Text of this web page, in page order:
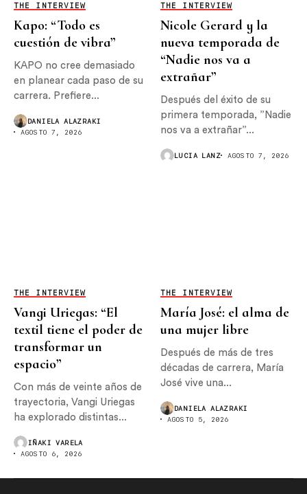
THE INTERVIEW
Kapo: “Todo es
cuestión de vibra”
KAPO no cree demasiado
en planear cada paso de su
carrera. Prefiere...
DANIELA ALAZRAKI
AGOSTO 7, 2026
THE INTERVIEW
Nicole Gerard y la
nueva temporada de
“Nadie nos va a
extrañar”
Después del éxito de su
primera temporada, ”Nadie
nos va a extrañar”...
LUCIA LANZ AGOSTO 7, 2026
THE INTERVIEW
Vangi Uriegas: “El
textil tiene el poder de
transformar un
espacio”
Con más de veinte años de
trayectoria, Vangi Uriegas
ha explorado distintas...
IÑAKI VARELA
AGOSTO 6, 2026
THE INTERVIEW
María José: el alma de
una mujer libre
Después de más de tres
décadas de carrera, María
José vive una...
DANIELA ALAZRAKI
AGOSTO 5, 2026